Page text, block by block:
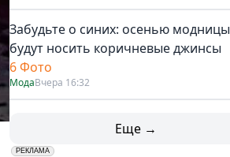
Забудьте о синих: осенью модницы
будут носить коричневые джинсы
6 Фото
МодаВчера 16:32
Еще →
erid: LdtCK5udn
РЕКЛАМА
АО "ГАТР", ИНН: 7841320717